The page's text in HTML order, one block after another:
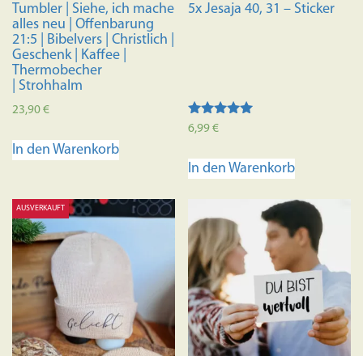
Tumbler | Siehe, ich mache
alles neu | Offenbarung
21:5 | Bibelvers | Christlich |
Geschenk | Kaffee |
Thermobecher
| Strohhalm
23,90€
In den Warenkorb
5x Jesaja 40, 31 – Sticker
Bewertet mit
6,99€
In den Warenkorb
AUSVERKAUFT